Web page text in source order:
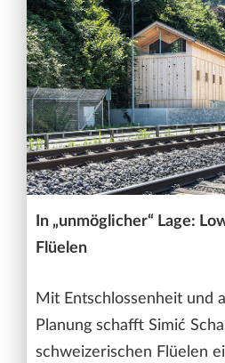
In „unmöglicher“ Lage:
Flüelen
Mit Entschlossenheit und
Planung schafft Simić
schweizerischen Flüelen